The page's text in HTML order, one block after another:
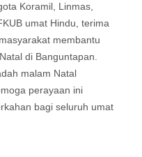
Koramil, Linmas,
umat Hindu, terima
membantu
di Banguntapan.
malam Natal
perayaan ini
bagi seluruh umat